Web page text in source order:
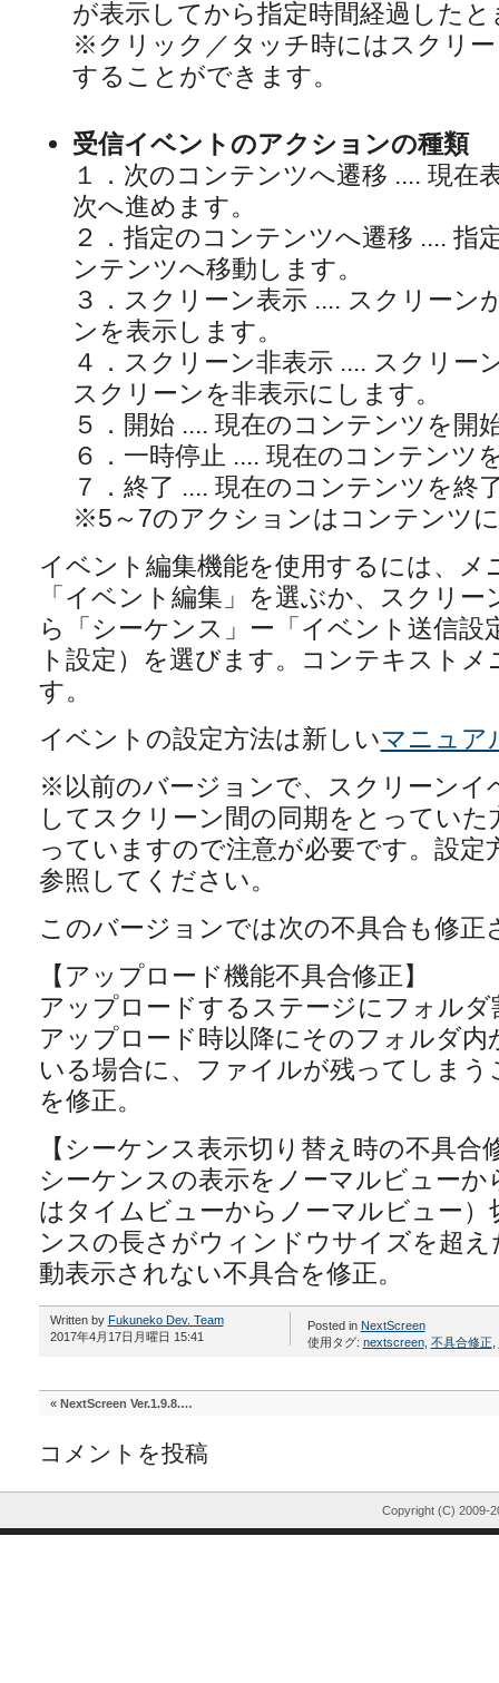
が表示してから指定時間経過したと
※クリック／タッチ時にはスクリ
することができます。
受信イベントのアクションの種類
１．次のコンテンツへ遷移 .... 現在
次へ進めます。
２．指定のコンテンツへ遷移 .... 指
ンテンツへ移動します。
３．スクリーン表示 .... スクリーン
ンを表示します。
４．スクリーン非表示 .... スクリー
スクリーンを非表示にします。
５．開始 .... 現在のコンテンツを開
６．一時停止 .... 現在のコンテンツ
７．終了 .... 現在のコンテンツを終
※5～7のアクションはコンテンツ
イベント編集機能を使用するには、メ
「イベント編集」を選ぶか、スクリ
ら「シーケンス」ー「イベント送信設
ト設定）を選びます。コンテキスト
す。
イベントの設定方法は新しいマニュア
※以前のバージョンで、スクリーンイ
してスクリーン間の同期をとってい
っていますので注意が必要です。設
参照してください。
このバージョンでは次の不具合も修正
【アップロード機能不具合修正】
アップロードするステージにフォル
アップロード時以降にそのフォルダ
いる場合に、ファイルが残ってしま
を修正。
【シーケンス表示切り替え時の不具合
シーケンスの表示をノーマルビュー
はタイムビューからノーマルビュー
ンスの長さがウィンドウサイズを超
動表示されない不具合を修正。
Written by Fukuneko Dev. Team
2017年4月17日月曜日 15:41
Posted in NextScreen
使用タグ: nextscreen, 不具合修正
« NextScreen Ver.1.9.8.…
コメントを投稿
Copyright (C) 2009-